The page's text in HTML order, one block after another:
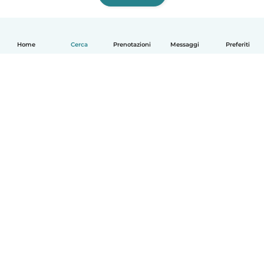
Home Cerca Prenotazioni Messaggi Preferiti